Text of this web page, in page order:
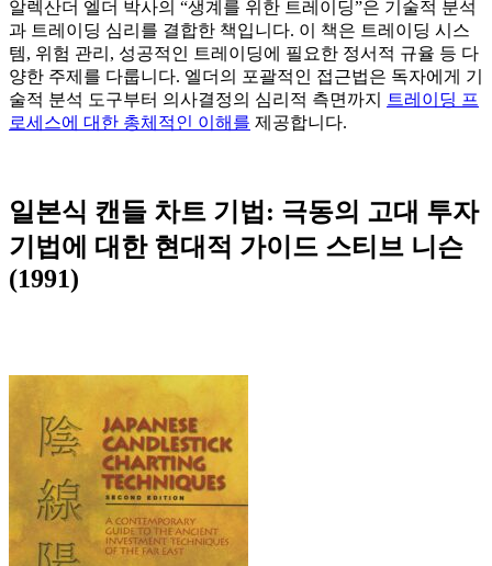
알렉산더 엘더 박사의 “생계를 위한 트레이딩”은 기술적 분석
과 트레이딩 심리를 결합한 책입니다. 이 책은 트레이딩 시스
템, 위험 관리, 성공적인 트레이딩에 필요한 정서적 규율 등 다
양한 주제를 다룹니다. 엘더의 포괄적인 접근법은 독자에게 기
술적 분석 도구부터 의사결정의 심리적 측면까지
트레이딩 프
로세스에 대한 총체적인 이해를 제공합니다.
일본식 캔들 차트 기법: 극동의 고대 투자
기법에 대한 현대적 가이드 스티브 니슨
(1991)